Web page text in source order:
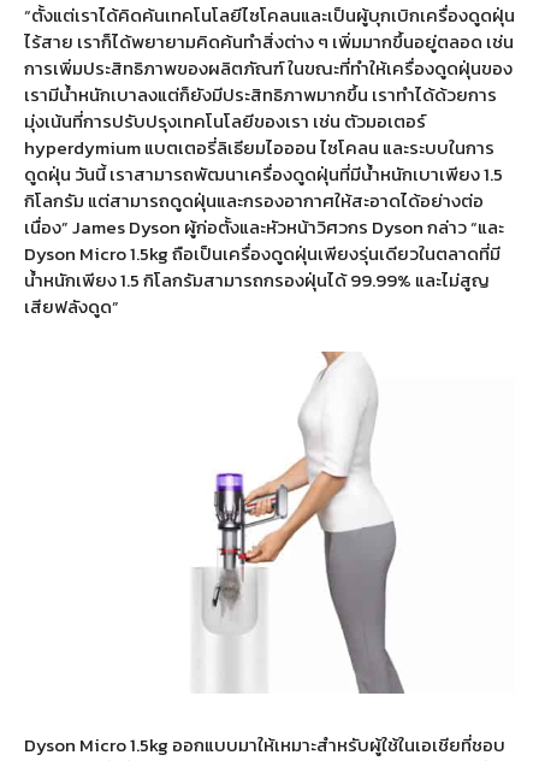
“ตั้งแต่เราได้คิดค้นเทคโนโลยีไซโคลนและเป็นผู้บุกเบิกเครื่องดูดฝุ่น
ไร้สาย เราก็ได้พยายามคิดค้นทำสิ่งต่าง ๆ เพิ่มมากขึ้นอยู่ตลอด เช่น
การเพิ่มประสิทธิภาพของผลิตภัณฑ์ ในขณะที่ทำให้เครื่องดูดฝุ่นของ
เรามีน้ำหนักเบาลงแต่ก็ยังมีประสิทธิภาพมากขึ้น เราทำได้ด้วยการ
มุ่งเน้นที่การปรับปรุงเทคโนโลยีของเรา เช่น ตัวมอเตอร์
hyperdymium แบตเตอรี่ลิเธียมไอออน ไซโคลน และระบบในการ
ดูดฝุ่น วันนี้ เราสามารถพัฒนาเครื่องดูดฝุ่นที่มีน้ำหนักเบาเพียง 1.5
กิโลกรัม แต่สามารถดูดฝุ่นและกรองอากาศให้สะอาดได้อย่างต่อ
เนื่อง” James Dyson ผู้ก่อตั้งและหัวหน้าวิศวกร Dyson กล่าว “และ
Dyson Micro 1.5kg ถือเป็นเครื่องดูดฝุ่นเพียงรุ่นเดียวในตลาดที่มี
น้ำหนักเพียง 1.5 กิโลกรัมสามารถกรองฝุ่นได้ 99.99% และไม่สูญ
เสียฟลังดูด”
Dyson Micro 1.5kg ออกแบบมาให้เหมาะสำหรับผู้ใช้ในเอเชียที่ชอบ